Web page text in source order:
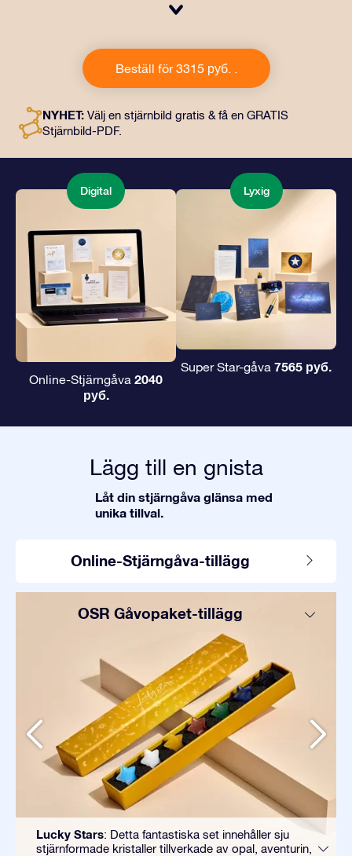
gåva ingår ett vackert kuvert och personliga dokument
som skickas till en adress som du väljer, samt digitala
dokument och fri användning av våra appar. Det är ett
kära.
Beställ för 3315 руб. .
NYHET: Välj en stjärnbild gratis & få en GRATIS
Stjärnbild-PDF.
Digital
Online-Stjärngåva 2040
руб.
Lyxig
Super Star-gåva 7565 руб.
Lägg till en gnista
Låt din stjärngåva glänsa med
unika tillval.
Online-Stjärngåva-tillägg
OSR Gåvopaket-tillägg
Lucky Stars: Detta fantastiska set innehåller sju
stjärnformade kristaller tillverkade av opal, aventurin,